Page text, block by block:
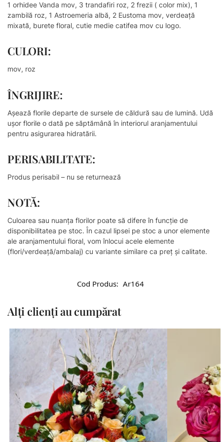
1 orhidee Vanda mov, 3 trandafiri roz, 2 frezii ( color mix), 1
zambilă roz, 1 Astroemeria albă, 2 Eustoma mov, verdeață
mixată, burete floral, cutie medie catifea mov cu logo.
CULORI:
mov, roz
ÎNGRIJIRE:
Așează florile departe de sursele de căldură sau de lumină. Udă
ușor florile o dată pe săptămână în interiorul aranjamentului
pentru asigurarea hidratării.
PERISABILITATE:
Produs perisabil – nu se returnează
NOTĂ:
Culoarea sau nuanţa florilor poate să difere în funcţie de
disponibilitatea pe stoc. În cazul lipsei pe stoc a unor elemente
ale aranjamentului floral, vom înlocui acele elemente
(flori/verdeață/ambalaj) cu variante similare ca preț și calitate.
Cod Produs: Ar164
Alți clienți au cumpărat